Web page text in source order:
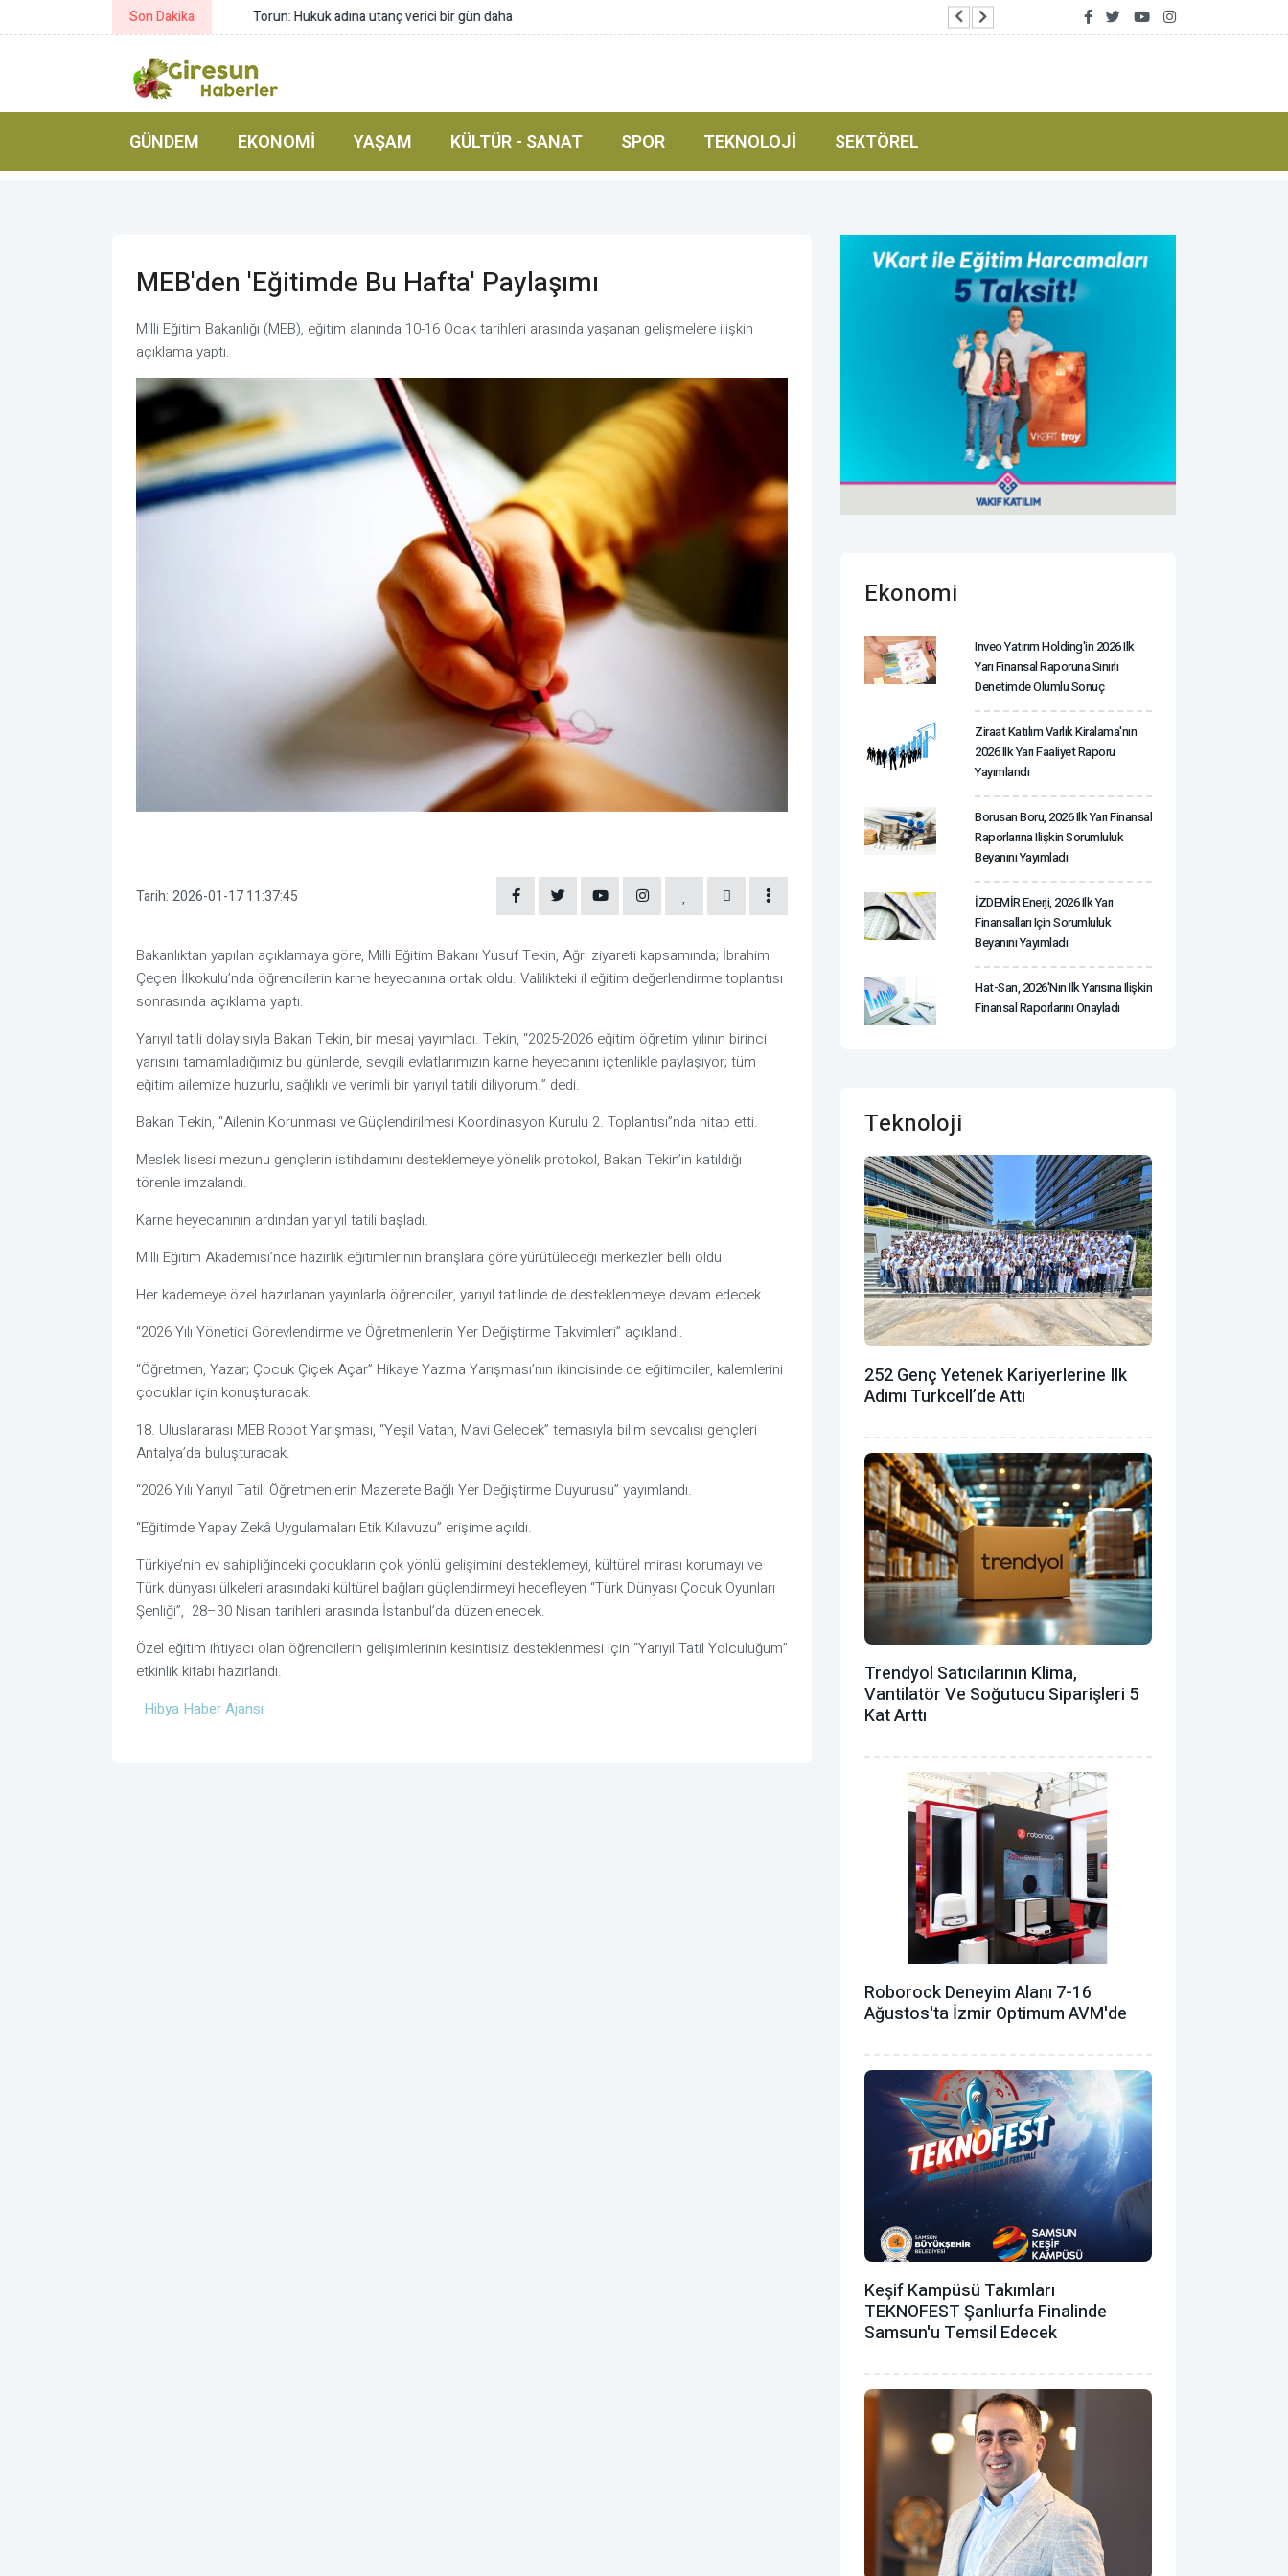
Son Dakika Torun: Hukuk adına utanç verici bir gün daha Esen: Terörle mücadelede yasa dışı
GÜNDEM EKONOMI YAŞAM KÜLTÜR - SANAT SPOR TEKNOLOJI SEKTÖREL
MEB'den 'eğitimde Bu Hafta' Paylaşımı
Milli Eğitim Bakanlığı (MEB), eğitim alanında 10-16 Ocak tarihleri arasında yaşanan gelişmelere ilişkin
açıklama yaptı.
Tarih: 2026-01-17 11:37:45
Bakanlıktan yapılan açıklamaya göre, Milli Eğitim Bakanı Yusuf Tekin, Ağrı ziyareti kapsamında; İbrahim
Çeçen İlkokulu’nda öğrencilerin karne heyecanına ortak oldu. Valilikteki il eğitim değerlendirme toplantısı
sonrasında açıklama yaptı.
Yarıyıl tatili dolayısıyla Bakan Tekin, bir mesaj yayımladı. Tekin, “2025-2026 eğitim öğretim yılının birinci
yarısını tamamladığımız bu günlerde, sevgili evlatlarımızın karne heyecanını içtenlikle paylaşıyor; tüm
eğitim ailemize huzurlu, sağlıklı ve verimli bir yarıyıl tatili diliyorum.” dedi.
Bakan Tekin, “Ailenin Korunması ve Güçlendirilmesi Koordinasyon Kurulu 2. Toplantısı”nda hitap etti.
Meslek lisesi mezunu gençlerin istihdamını desteklemeye yönelik protokol, Bakan Tekin’in katıldığı
törenle imzalandı.
Karne heyecanının ardından yarıyıl tatili başladı.
Milli Eğitim Akademisi’nde hazırlık eğitimlerinin branşlara göre yürütüleceği merkezler belli oldu
Her kademeye özel hazırlanan yayınlarla öğrenciler, yarıyıl tatilinde de desteklenmeye devam edecek.
“2026 Yılı Yönetici Görevlendirme ve Öğretmenlerin Yer Değiştirme Takvimleri” açıklandı.
“Öğretmen, Yazar; Çocuk Çiçek Açar” Hikaye Yazma Yarışması’nın ikincisinde de eğitimciler, kalemlerini
çocuklar için konuşturacak.
18. Uluslararası MEB Robot Yarışması, “Yeşil Vatan, Mavi Gelecek” temasıyla bilim sevdalısı gençleri
Antalya’da buluşturacak.
“2026 Yılı Yarıyıl Tatili Öğretmenlerin Mazerete Bağlı Yer Değiştirme Duyurusu” yayımlandı.
“Eğitimde Yapay Zekâ Uygulamaları Etik Kılavuzu” erişime açıldı.
Türkiye’nin ev sahipliğindeki çocukların çok yönlü gelişimini desteklemeyi, kültürel mirası korumayı ve
Türk dünyası ülkeleri arasındaki kültürel bağları güçlendirmeyi hedefleyen “Türk Dünyası Çocuk Oyunları
Şenliği”, 28–30 Nisan tarihleri arasında İstanbul’da düzenlenecek.
Özel eğitim ihtiyacı olan öğrencilerin gelişimlerinin kesintisiz desteklenmesi için “Yarıyıl Tatil Yolculuğum”
etkinlik kitabı hazırlandı.
Hibya Haber Ajansı
Ekonomi
Inveo Yatırım Holding'in 2026 Ilk
Yarı Finansal Raporuna Sınırlı
Denetimde Olumlu Sonuç
Ziraat Katılım Varlık Kiralama'nın
2026 Ilk Yarı Faaliyet Raporu
Yayımlandı
Borusan Boru, 2026 Ilk Yarı Finansal
Raporlarına Ilişkin Sorumluluk
Beyanını Yayımladı
İZDEMİR Enerji, 2026 Ilk Yarı
Finansalları Için Sorumluluk
Beyanını Yayımladı
Hat-San, 2026'nın Ilk Yarısına Ilişkin
Finansal Raporlarını Onayladı
Teknoloji
252 Genç Yetenek Kariyerlerine Ilk
Adımı Turkcell’de Attı
Trendyol Satıcılarının Klima,
Vantilatör ‎ve Soğutucu Siparişleri 5
Kat Arttı
Roborock Deneyim Alanı 7-16
Ağustos'ta İzmir Optimum AVM'de
Keşif Kampüsü Takımları
TEKNOFEST Şanlıurfa Finalinde
Samsun'u Temsil Edecek